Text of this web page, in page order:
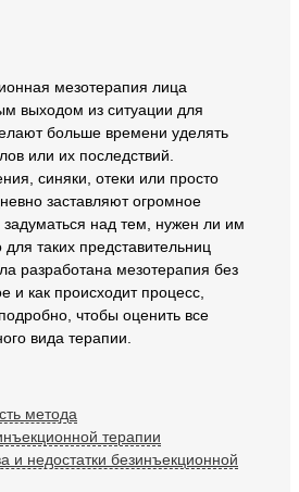
мезотерапия лица
выходом из ситуации для
больше времени уделять
или их последствий.
синяки, отеки или просто
заставляют огромное
над тем, нужен ли им
таких представительниц
разработана мезотерапия без
и как происходит процесс,
чтобы оценить все
вида терапии.
метода
терапии
и недостатки безинъекционной